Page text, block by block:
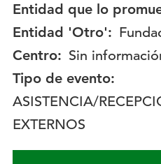
Entidad que lo
Entidad 'Otro':
Centro: Sin
Tipo de evento:
ASISTENCIA/
EXTERNOS